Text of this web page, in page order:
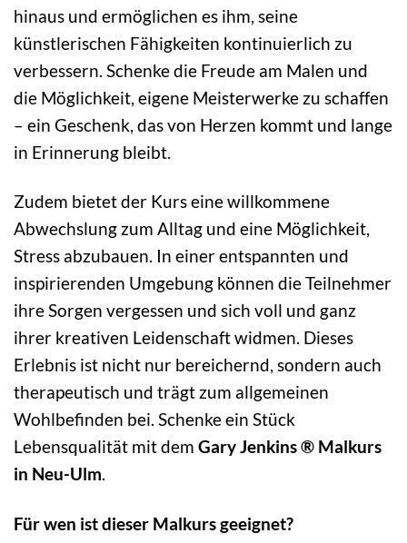
hinaus und ermöglichen es ihm, seine
künstlerischen Fähigkeiten kontinuierlich zu
verbessern. Schenke die Freude am Malen und
die Möglichkeit, eigene Meisterwerke zu schaffen
– ein Geschenk, das von Herzen kommt und lange
in Erinnerung bleibt.
Zudem bietet der Kurs eine willkommene
Abwechslung zum Alltag und eine Möglichkeit,
Stress abzubauen. In einer entspannten und
inspirierenden Umgebung können die Teilnehmer
ihre Sorgen vergessen und sich voll und ganz
ihrer kreativen Leidenschaft widmen. Dieses
Erlebnis ist nicht nur bereichernd, sondern auch
therapeutisch und trägt zum allgemeinen
Wohlbefinden bei. Schenke ein Stück
Lebensqualität mit dem Gary Jenkins ® Malkurs
in Neu-Ulm.
Für wen ist dieser Malkurs geeignet?